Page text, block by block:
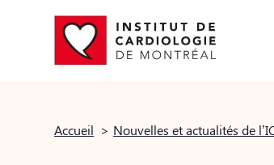
Accueil > Nouvelles et actualités de